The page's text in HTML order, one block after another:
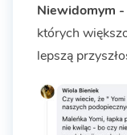
Niewidomym -
których
lepszą